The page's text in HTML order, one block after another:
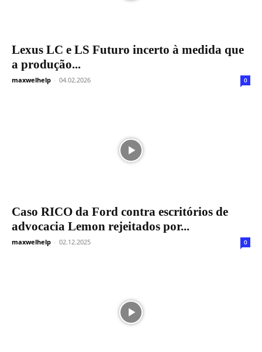
Lexus LC e LS Futuro incerto à medida que
a produção...
maxwelhelp - 04.02.2026 0
Caso RICO da Ford contra escritórios de
advocacia Lemon rejeitados por...
maxwelhelp - 02.12.2025 0